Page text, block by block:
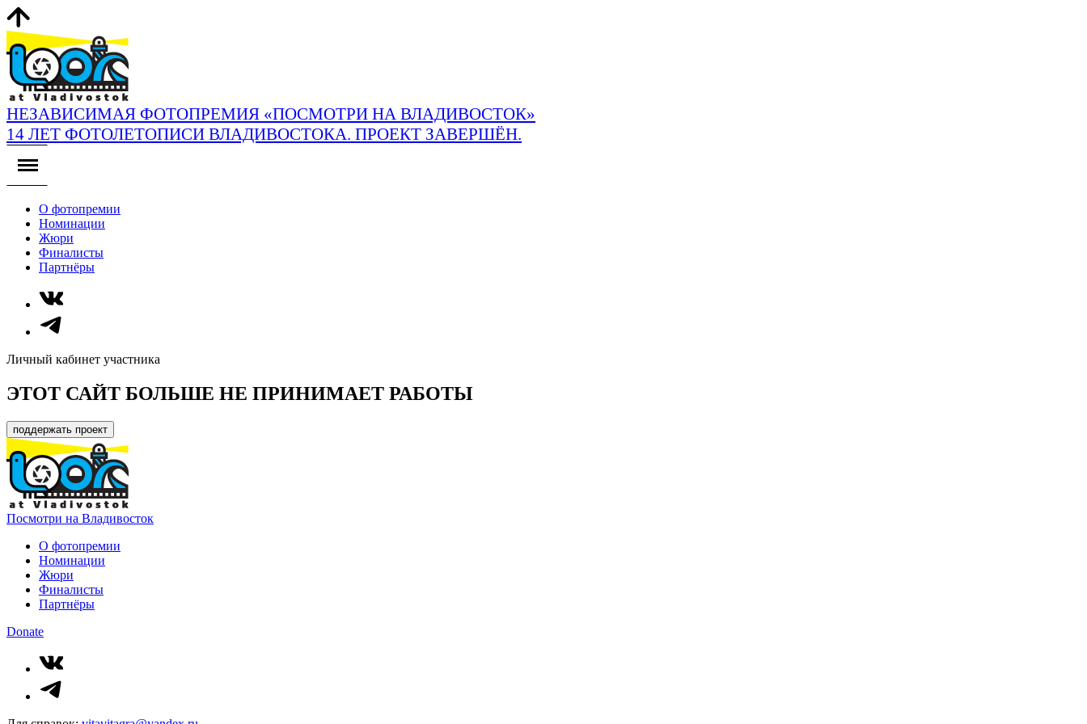
НЕЗАВИСИМАЯ ФОТОПРЕМИЯ «ПОСМОТРИ НА ВЛАДИВОСТОК»
14 ЛЕТ ФОТОЛЕТОПИСИ ВЛАДИВОСТОКА. ПРОЕКТ ЗАВЕРШЁН.
О фотопремии
Номинации
Жюри
Финалисты
Партнёры
Личный кабинет участника
ЭТОТ САЙТ БОЛЬШЕ НЕ ПРИНИМАЕТ РАБОТЫ
поддержать проект
Посмотри на Владивосток
О фотопремии
Номинации
Жюри
Финалисты
Партнёры
Donate